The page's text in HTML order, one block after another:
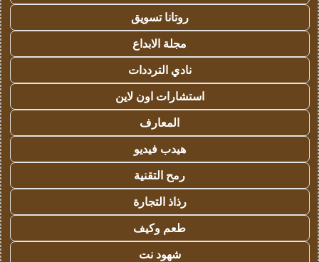
روتانا تسويق
مجلة الابداع
نادي الترددات
استشارات اون لاين
المعارف
هيدب فيديو
رمح التقنية
رذاذ التجارة
طعم وكيف
شهود نت